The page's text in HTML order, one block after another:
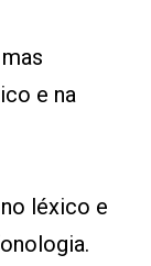
e na
léxico e